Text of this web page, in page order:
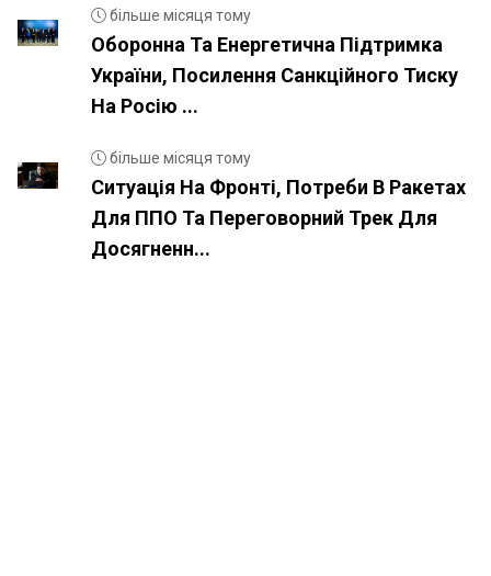
більше місяця тому
Оборонна Та Енергетична Підтримка
України, Посилення Санкційного Тиску
На Росію ...
більше місяця тому
Ситуація На Фронті, Потреби В Ракетах
Для ППО Та Переговорний Трек Для
Досягненн...